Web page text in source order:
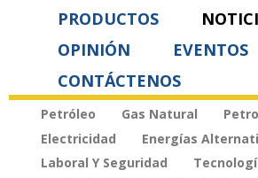
PRODUCTOS
OPINIÓN
EVENTOS
CONTÁCTENOS
Petróleo Gas Natural
Electricidad
Energías
Laboral Y Seguridad